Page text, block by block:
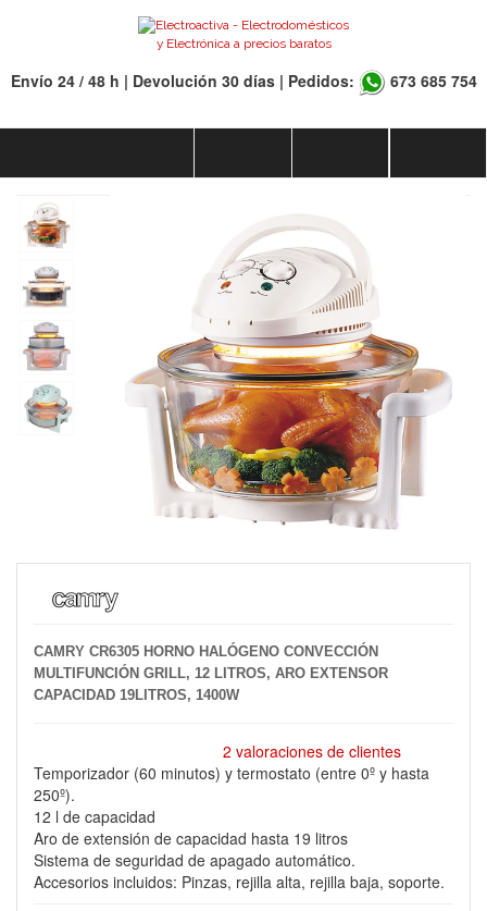
Envío 24 / 48 h | Devolución 30 días | Pedidos: 673 685 754
CAMRY CR6305 HORNO HALÓGENO CONVECCIÓN
MULTIFUNCIÓN GRILL, 12 LITROS, ARO EXTENSOR
CAPACIDAD 19LITROS, 1400W
2 valoraciones de clientes
Temporizador (60 minutos) y termostato (entre 0º y hasta
250º).
12 l de capacidad
Aro de extensión de capacidad hasta 19 litros
Sistema de seguridad de apagado automático.
Accesorios incluidos: Pinzas, rejilla alta, rejilla baja, soporte.